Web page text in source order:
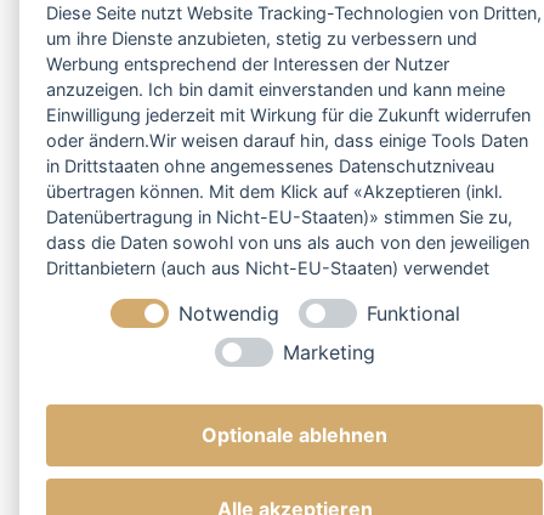
Diese Seite nutzt Website Tracking-Technologien von Dritten,
um ihre Dienste anzubieten, stetig zu verbessern und
Werbung entsprechend der Interessen der Nutzer
anzuzeigen. Ich bin damit einverstanden und kann meine
Einwilligung jederzeit mit Wirkung für die Zukunft widerrufen
oder ändern.Wir weisen darauf hin, dass einige Tools Daten
in Drittstaaten ohne angemessenes Datenschutzniveau
übertragen können. Mit dem Klick auf «Akzeptieren (inkl.
Datenübertragung in Nicht-EU-Staaten)» stimmen Sie zu,
dass die Daten sowohl von uns als auch von den jeweiligen
Drittanbietern (auch aus Nicht-EU-Staaten) verwendet
selbstverständlich jederzeit ändern.
Notwendig
Funktional
Marketing
Optionale ablehnen
Alle akzeptieren